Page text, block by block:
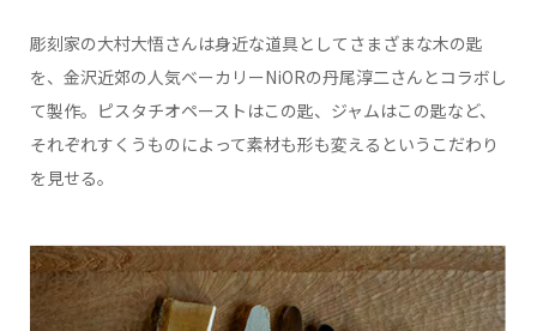
彫刻家の大村大悟さんは身近な道具としてさまざまな木の匙
を、金沢近郊の人気ベーカリーNiORの丹尾淳二さんとコラボし
て製作。ピスタチオペーストはこの匙、ジャムはこの匙など、
それぞれすくうものによって素材も形も変えるというこだわり
を見せる。